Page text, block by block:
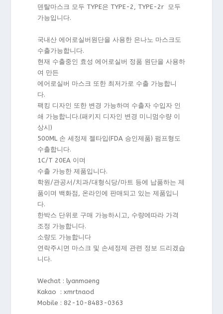
덴탈마스크 모두 TYPE은 TYPE-2, TYPE-2r 모두
가능입니다.
국내산 에어로실버원단을 사용한 은나노 마스크도
수출가능합니다.
현재 수출중인 효성 에어로실버 정품 원단을 사용하
여 만든
에어로실버 마스크 또한 최저가로 수출 가능합니
다.
팩킹 디자인 또한 변경 가능하며 수출자 수입자 인
쇄 가능합니다.(패키지 디자인 변경 미니멈수량 이
상시)
500ML 손 세정제 젤타입(FDA 승인제품) 펌프형도
수출합니다.
1C/T 20EA 이며
수출 가능한 제품입니다.
학원/관공서/치과/대형식당/마트 등에 납품하는 제
품이며 백화점, 온라인에 판매되고 있는 제품입니
다.
한박스 단위로 구매 가능하시고, 수량에따라 가격
조정 가능합니다.
소량도 가능합니다
연락주시면 마스크 및 손세정제 관련 정보 드리겠습
니다.
Wechat : lyanmaeng
Kakao : xmrtnaod
Mobile : 82-10-8483-0363